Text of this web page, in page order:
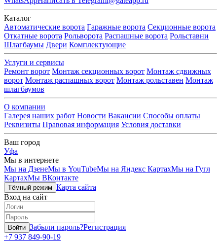
Каталог
Автоматические ворота Гаражные ворота Секционные ворота
Откатные ворота Рольворота Распашные ворота Рольставни
Шлагбаумы Двери Комплектующие
Услуги и сервисы
Ремонт ворот Монтаж секционных ворот Монтаж сдвижных
ворот Монтаж распашных ворот Монтаж рольставен Монтаж
шлагбаумов
О компании
Галерея наших работ Новости Вакансии Способы оплаты
Реквизиты Правовая информация Условия доставки
Ваш город
Уфа
Мы в интернете
Мы на ДзенеМы в YouTubeМы на Яндекс КартахМы на Гугл
КартахМы ВКонтакте
Тёмный режим Карта сайта
Вход на сайт
Войти Забыли пароль?Регистрация
+7 937 849-90-19